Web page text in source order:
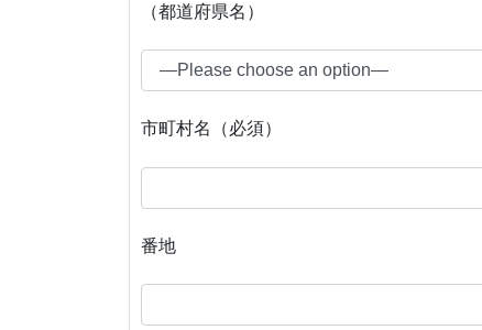
（都道府県名）
市町村名（必須）
番地